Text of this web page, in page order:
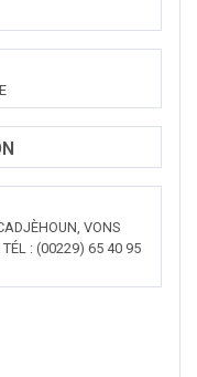
VONS
TÉL : (00229) 65 40 95